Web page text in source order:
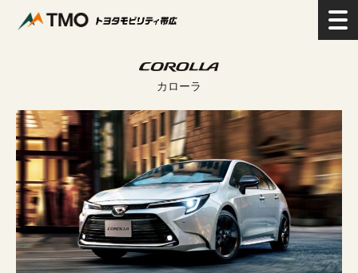
>新車を探す >セダン>カローラ
カローラ